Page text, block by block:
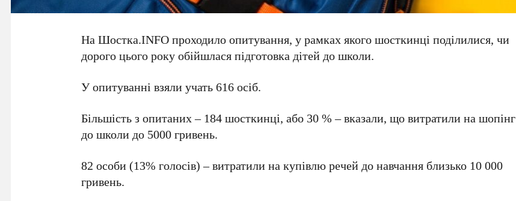
На Шостка.INFO проходило опитування, у рамках якого шосткинці поділилися, чи
дорого цього року обійшлася підготовка дітей до школи.
У опитуванні взяли учать 616 осіб.
Більшість з опитаних – 184 шосткинці, або 30 % – вказали, що витратили на шопінг
до школи до 5000 гривень.
82 особи (13% голосів) – витратили на купівлю речей до навчання близько 10 000
гривень.